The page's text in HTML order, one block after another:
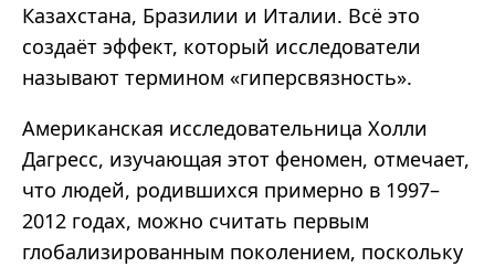
Казахстана, Бразилии и Италии. Всё это
создаёт эффект, который исследователи
называют термином «гиперсвязность».
Американская исследовательница Холли
Дагресс, изучающая этот феномен, отмечает,
что людей, родившихся примерно в 1997–
2012 годах, можно считать первым
глобализированным поколением, поскольку